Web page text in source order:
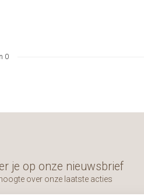
0
je op onze nieuwsbrief
over onze laatste acties